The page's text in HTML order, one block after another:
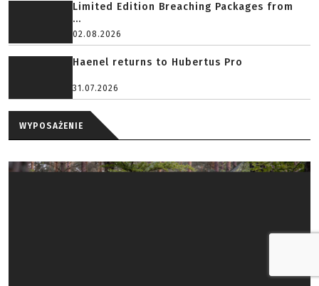
Limited Edition Breaching Packages from
...
02.08.2026
Haenel returns to Hubertus Pro
31.07.2026
WYPOSAŻENIE